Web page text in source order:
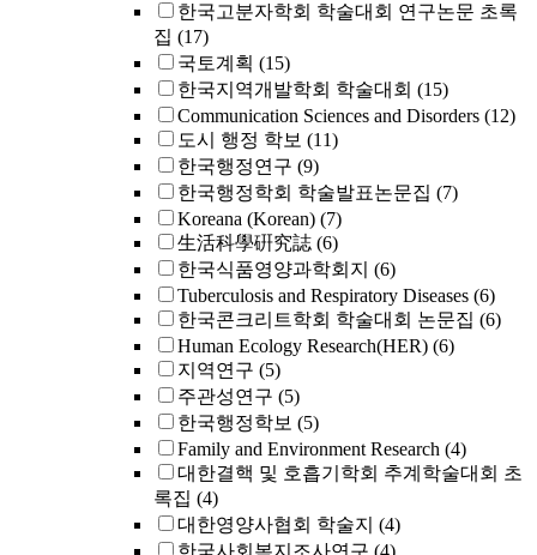
한국고분자학회 학술대회 연구논문 초록
집 (17)
국토계획 (15)
한국지역개발학회 학술대회 (15)
Communication Sciences and Disorders (12)
도시 행정 학보 (11)
한국행정연구 (9)
한국행정학회 학술발표논문집 (7)
Koreana (Korean) (7)
生活科學硏究誌 (6)
한국식품영양과학회지 (6)
Tuberculosis and Respiratory Diseases (6)
한국콘크리트학회 학술대회 논문집 (6)
Human Ecology Research(HER) (6)
지역연구 (5)
주관성연구 (5)
한국행정학보 (5)
Family and Environment Research (4)
대한결핵 및 호흡기학회 추계학술대회 초
록집 (4)
대한영양사협회 학술지 (4)
한국사회복지조사연구 (4)